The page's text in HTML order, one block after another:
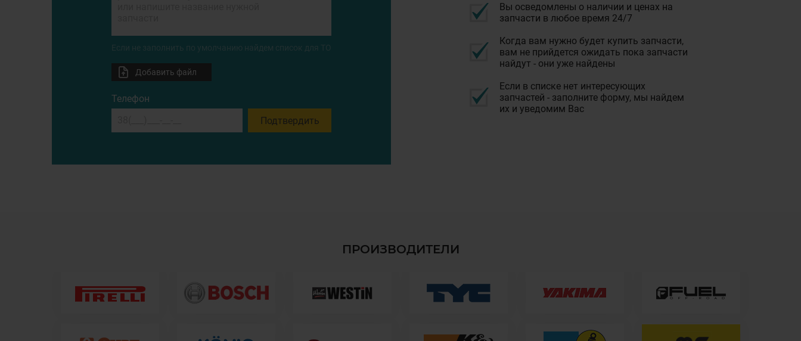
Если не заполнить по умолчанию найдем список для ТО
Добавить файл
Телефон
Подтвердить
Вы осведомлены о наличии и ценах на
запчасти в любое время 24/7
Когда вам нужно будет купить запчасти,
вам не прийдется ожидать пока запчасти
найдут - они уже найдены
Если в списке нет интересующих
запчастей - заполните форму, мы найдем
их и уведомим Вас
ПРОИЗВОДИТЕЛИ